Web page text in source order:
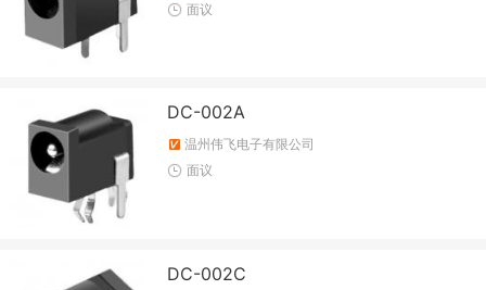
面议
DC-002A
温州伟飞电子有限公司
面议
DC-002C